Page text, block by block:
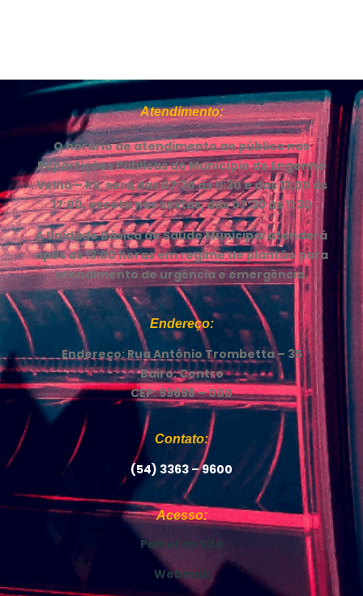
Atendimento:
O horário de atendimento ao público nas
Repartições Públicas do Município de Engenho
Velho – RS, será das 07:30 ás 11:30 e das 13:00 às
17:00, exceto nas sextas, das 07:30 às 11:30
A Unidade Básica de Saúde Municipal atenderá
após as 13:00 horas em regime de plantão para
atendimento de urgência e emergência.
Endereço:
Endereço: Rua Antônio Trombetta – 35
Bairo: Centro
CEP: 99698 – 000
Contato:
(54) 3363 – 9600
Acesso:
Painel do Site
Webmail